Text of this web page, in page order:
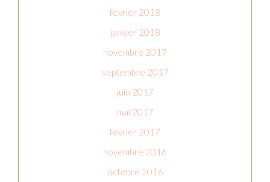
février 2018
janvier 2018
novembre 2017
septembre 2017
juin 2017
mai 2017
février 2017
novembre 2016
octobre 2016